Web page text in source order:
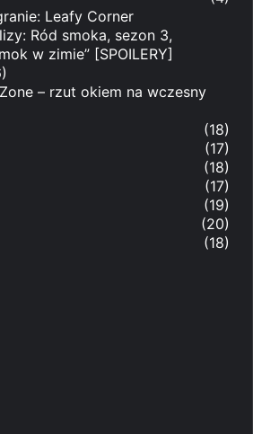
Leafy Corner
Ród smoka, sezon 3,
w zimie” [SPOILERY]
– rzut okiem na wczesny
(18)
(17)
(18)
(17)
(19)
(20)
(18)